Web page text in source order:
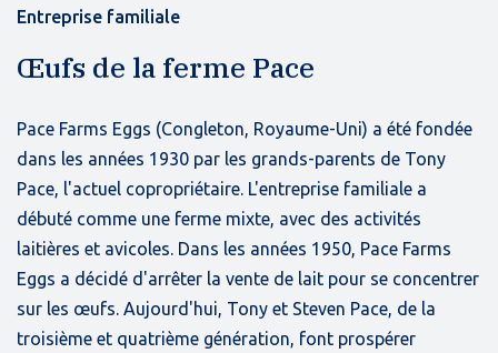
Entreprise familiale
Œufs de la ferme Pace
Pace Farms Eggs (Congleton, Royaume-Uni) a été fondée
dans les années 1930 par les grands-parents de Tony
Pace, l'actuel copropriétaire. L'entreprise familiale a
débuté comme une ferme mixte, avec des activités
laitières et avicoles. Dans les années 1950, Pace Farms
Eggs a décidé d'arrêter la vente de lait pour se concentrer
sur les œufs. Aujourd'hui, Tony et Steven Pace, de la
troisième et quatrième génération, font prospérer